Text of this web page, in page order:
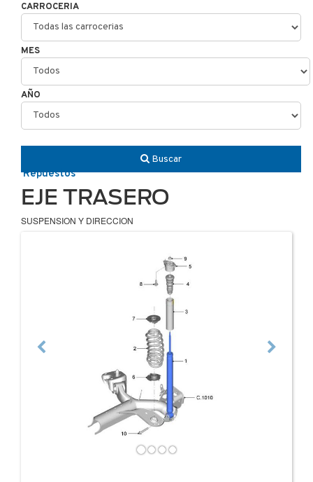
CARROCERIA
MES
AÑO
Buscar
Repuestos
EJE TRASERO
SUSPENSION Y DIRECCION
Previous Next